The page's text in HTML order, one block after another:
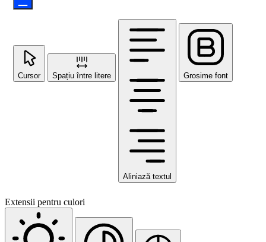
Cursor Spațiu între litere
Aliniază textul
Grosime font
Extensii pentru culori